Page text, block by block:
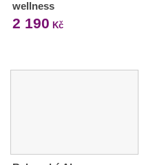
wellness
2 190 Kč